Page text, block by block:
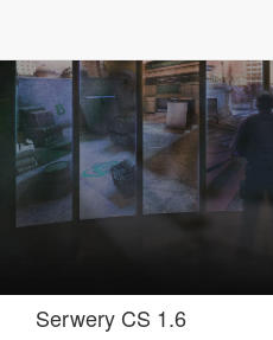
Serwery CS 1.6